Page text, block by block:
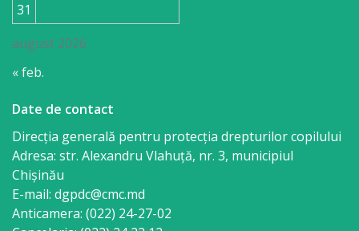
august 2026
31
« feb.
Date de contact
Direcția generală pentru protecția drepturilor copilului
Adresa: str. Alexandru Vlahuţă, nr. 3, municipiul
Chişinău
E-mail: dgpdc@cmc.md
Anticamera: (022) 24-27-02